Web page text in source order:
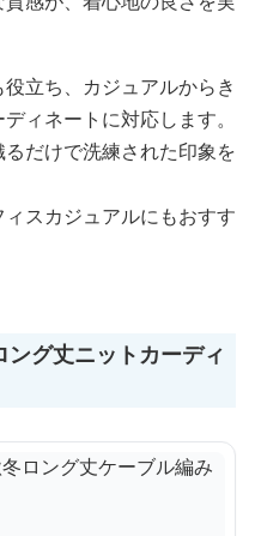
立ち、カジュアルからき
ィネートに対応します。
だけで洗練された印象を
スカジュアルにもおすす
グ丈ニットカーディ